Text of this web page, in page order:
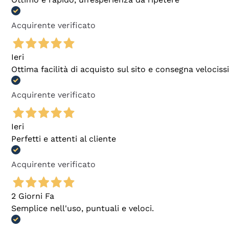
Acquirente verificato
Ieri
Ottima facilità di acquisto sul sito e consegna
Acquirente verificato
Ieri
Perfetti e attenti al cliente
Acquirente verificato
2 Giorni Fa
Semplice nell'uso, puntuali e veloci.